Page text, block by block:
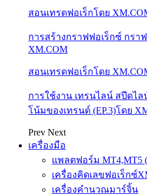
สอนเทรดฟอเร็กโดย
การสร้างกราฟฟอเร็กซ์ กราฟ
XM.COM
สอนเทรดฟอเร็กโดย
การใช้งาน เทรนไลน์ สปีดไ
โน้มของเทรนด์ (EP.3)โดย
Prev Next
เครื่องมือ
แพลตฟอร์ม MT4,MT5
เครื่องคิดเลขฟอเร็กซ์
เครื่องคำนวณมาร์จิ้น